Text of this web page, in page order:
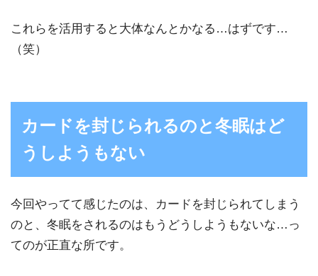
これらを活用すると大体なんとかなる…はずです…
（笑）
カードを封じられるのと冬眠はど
うしようもない
今回やってて感じたのは、カードを封じられてしまう
のと、冬眠をされるのはもうどうしようもないな…っ
てのが正直な所です。